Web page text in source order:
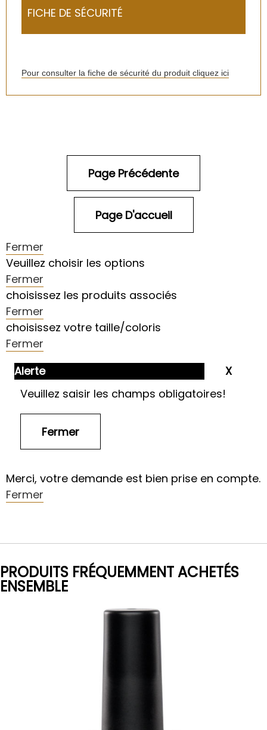
FICHE DE SÉCURITÉ
Pour consulter la fiche de sécurité du produit cliquez ici
Fermer
Veuillez choisir les options
Fermer
choisissez les produits associés
Fermer
choisissez votre taille/coloris
Fermer
Alerte
Veuillez saisir les champs obligatoires!
Merci, votre demande est bien prise en compte.
Fermer
PRODUITS FRÉQUEMMENT ACHETÉS
ENSEMBLE